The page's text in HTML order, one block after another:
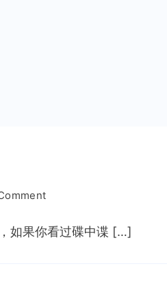
on
触
如果你看过碟中谍 […]